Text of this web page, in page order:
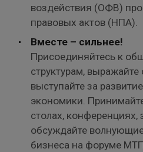
воздействия (ОФВ)
правовых актов (НПА).
Вместе – сильнее!
Присоединяйтесь к
структурам,
выступайте за
экономики.
столах, конференциях,
обсуждайте
бизнеса на форуме